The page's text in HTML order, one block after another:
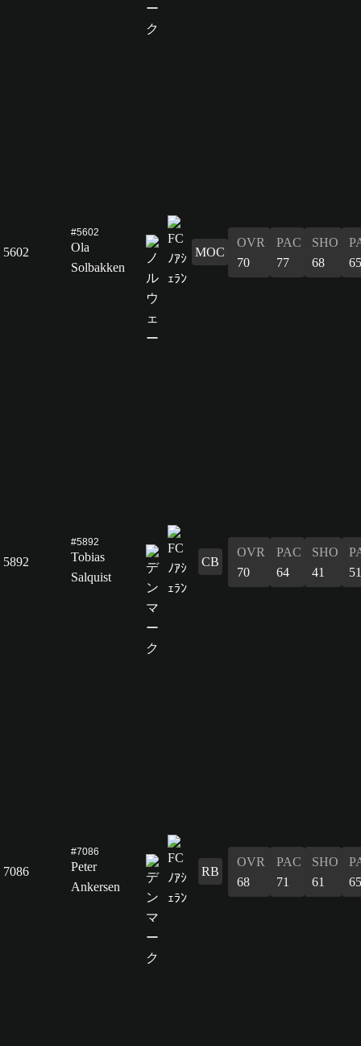
5602
#5602
Ola
Solbakken
MOC
OVR
70
PAC
77
SHO
68
65
5892
#5892
Tobias
Salquist
CB
OVR
70
PAC
64
SHO
41
51
7086
#7086
Peter
Ankersen
RB
OVR
68
PAC
71
SHO
61
65